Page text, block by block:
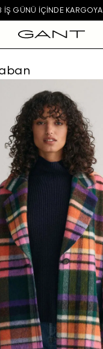
IŞ GÜNÜ IÇINDE KARGOYA